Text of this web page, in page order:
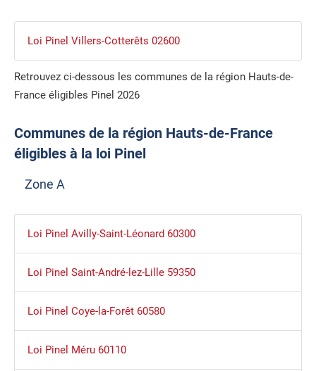
Loi Pinel Villers-Cotterêts 02600
Retrouvez ci-dessous les communes de la région Hauts-de-
France éligibles Pinel 2026
Communes de la région Hauts-de-France
éligibles à la loi Pinel
Zone A
Loi Pinel Avilly-Saint-Léonard 60300
Loi Pinel Saint-André-lez-Lille 59350
Loi Pinel Coye-la-Forêt 60580
Loi Pinel Méru 60110